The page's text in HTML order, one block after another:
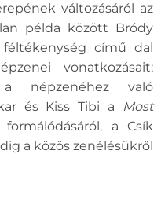
változásáról az
példa között Bródy
című dal
vonatkozásait;
népzenéhez való
és Kiss Tibi a
Most
a Csík
a közös zenélésükről